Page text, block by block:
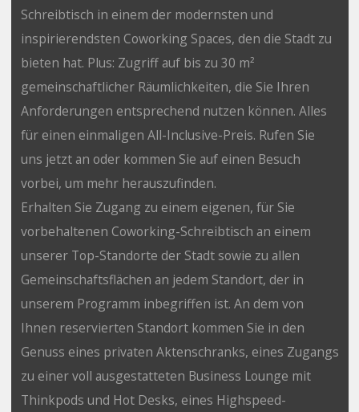
Schreibtisch in einem der modernsten und
inspirierendsten Coworking Spaces, den die Stadt zu
bieten hat. Plus: Zugriff auf bis zu 30 m²
gemeinschaftlicher Räumlichkeiten, die Sie Ihren
Anforderungen entsprechend nutzen können. Alles
für einen einmaligen All-Inclusive-Preis. Rufen Sie
uns jetzt an oder kommen Sie auf einen Besuch
vorbei, um mehr herauszufinden.
Erhalten Sie Zugang zu einem eigenen, für Sie
vorbehaltenen Coworking-Schreibtisch an einem
unserer Top-Standorte der Stadt sowie zu allen
Gemeinschaftsflächen an jedem Standort, der in
unserem Programm inbegriffen ist. An dem von
Ihnen reservierten Standort kommen Sie in den
Genuss eines privaten Aktenschranks, eines Zugangs
zu einer voll ausgestatteten Business Lounge mit
Thinkpods und Hot Desks, eines Highspeed-